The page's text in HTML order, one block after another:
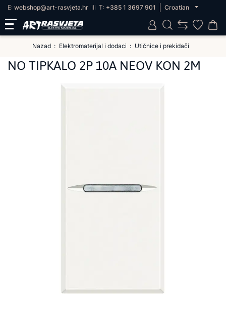
E: webshop@art-rasvjeta.hr ili T: +385 1 3697 901 Croatian
Nazad Elektromaterijal i dodaci Utičnice i prekidači
NO TIPKALO 2P 10A NEOV KON 2M